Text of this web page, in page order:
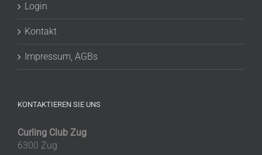
Login
Kontakt
Impressum, AGBs
KONTAKTIEREN SIE UNS
Curling Club Zug
6300 Zug